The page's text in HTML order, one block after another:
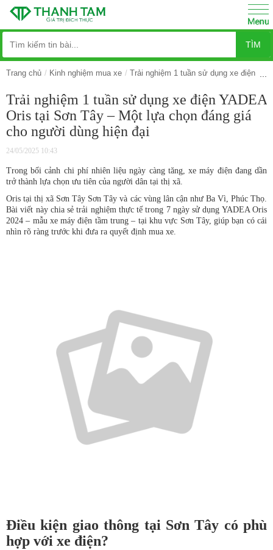
TÌM
Trang chủ Kinh nghiệm mua xe Trải nghiệm 1 tuần sử dụng xe điện
Trải nghiệm 1 tuần sử dụng xe điện YADEA
Oris tại Sơn Tây – Một lựa chọn đáng giá
cho người dùng hiện đại
24/05/2025 10:43
Trong bối cảnh chi phí nhiên liệu ngày càng tăng, xe máy điện đang dần
trở thành lựa chọn ưu tiên của người dân tại thị xã.
Oris tại thị xã Sơn Tây Sơn Tây và các vùng lân cận như Ba Vì, Phúc Thọ.
Bài viết này chia sẻ trải nghiệm thực tế trong 7 ngày sử dụng YADEA Oris
2024 – mẫu xe máy điện tầm trung – tại khu vực Sơn Tây, giúp bạn có cái
nhìn rõ ràng trước khi đưa ra quyết định mua xe.
Điều kiện giao thông tại Sơn Tây có phù
hợp với xe điện?